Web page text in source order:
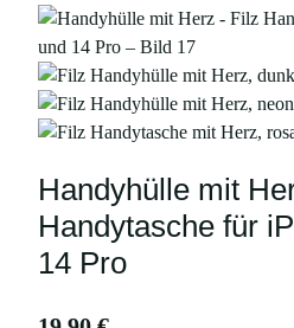
Handyhülle mit
Handytasche für
14 Pro